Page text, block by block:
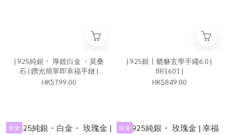
| 925純銀・ 厚鍍白金 ・莫桑
石 | 鑽光簡單即幸福手鏈 |
BR1613 |
HK$799.00
| 925銀丨貔貅玄學手繩6.0 |
BR1601 |
HK$849.00
現 貨 現 貨